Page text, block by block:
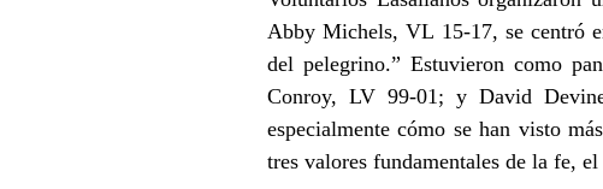
Abby Michels, VL 15-17, se centró
del pelegrino.” Estuvieron como
Conroy, LV 99-01; y David
especialmente cómo se han visto
tres valores fundamentales de la fe,